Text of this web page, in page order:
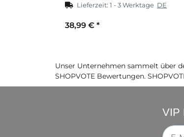
Lieferzeit:1 - 3 Werktage DE
38,99 € *
Unser Unternehmen sammelt über
SHOPVOTE Bewertungen.
VIP